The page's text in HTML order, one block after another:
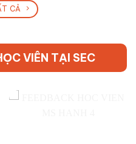
CẢ
VIÊN TẠI SEC